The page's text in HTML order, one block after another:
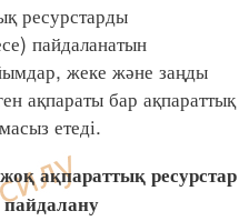
ресурстарды
пайдаланатын
жеке және заңды
ақпараты бар ақпараттық
етеді.
ақпараттық ресурстар